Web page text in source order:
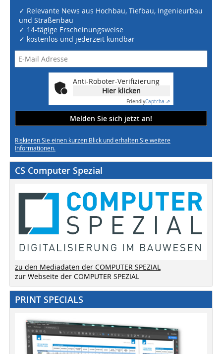
✓ Relevante News aus Hochbau, Tiefbau, Ingenieurbau
und Straßenbau
✓ 14-tägige Erscheinungsweise
✓ kostenlos und jederzeit kündbar
Anti-Roboter-Verifizierung
Hier klicken
FriendlyCaptcha ⇗
Melden Sie sich jetzt an!
Riskieren Sie einen kurzen Blick und erhalten Sie weitere
Informationen.
CS Computer Spezial
zu den Mediadaten der COMPUTER SPEZIAL
zur Webseite der COMPUTER SPEZIAL
PRINT SPECIALS